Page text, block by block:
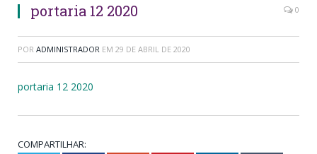
portaria 12 2020 0
POR ADMINISTRADOR EM 29 DE ABRIL DE 2020
portaria 12 2020
COMPARTILHAR: